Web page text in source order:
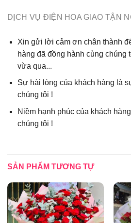
DỊCH VỤ ĐIỆN HOA GIAO TẬN
Xin gửi lời cảm ơn chân thành
hàng đã đồng hành cùng chúng
vừa qua...
Sự hài lòng của khách hàng là
chúng tôi !
Niềm hạnh phúc của khách
chúng tôi !
SẢN PHẨM TƯƠNG TỰ